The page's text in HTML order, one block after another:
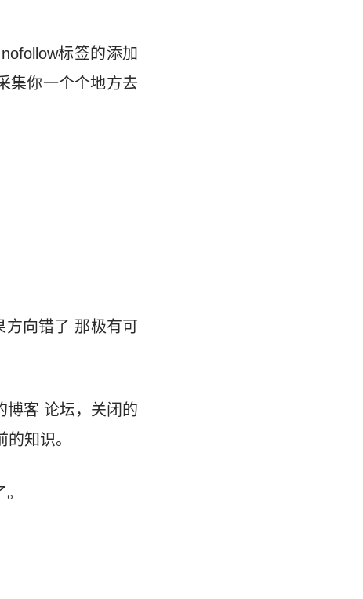
标签的添加
集你一个个地方去
方向错了 那极有可
博客 论坛，关闭的
知识。